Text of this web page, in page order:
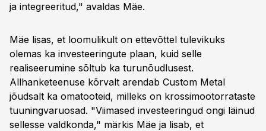
ja integreeritud," avaldas Mäe.
Mäe lisas, et loomulikult on ettevõttel tulevikuks
olemas ka investeeringute plaan, kuid selle
realiseerumine sõltub ka turunõudlusest.
Allhanketeenuse kõrvalt arendab Custom Metal
jõudsalt ka omatooteid, milleks on krossimootorrataste
tuuningvaruosad. "Viimased investeeringud ongi läinud
sellesse valdkonda," märkis Mäe ja lisab, et